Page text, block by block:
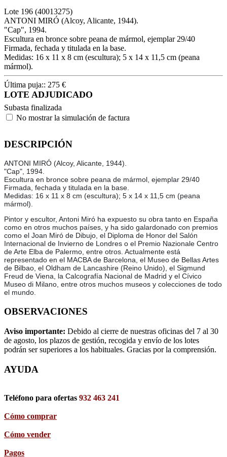
Lote 196 (40013275)
ANTONI MIRÓ (Alcoy, Alicante, 1944).
"Cap", 1994.
Escultura en bronce sobre peana de mármol, ejemplar 29/40
Firmada, fechada y titulada en la base.
Medidas: 16 x 11 x 8 cm (escultura); 5 x 14 x 11,5 cm (peana
mármol).
Última puja:: 275 €
LOTE ADJUDICADO
Subasta finalizada
No mostrar la simulación de factura
DESCRIPCIÓN
ANTONI MIRÓ (Alcoy, Alicante, 1944).
"Cap", 1994.
Escultura en bronce sobre peana de mármol, ejemplar 29/40
Firmada, fechada y titulada en la base.
Medidas: 16 x 11 x 8 cm (escultura); 5 x 14 x 11,5 cm (peana
mármol).
Pintor y escultor, Antoni Miró ha expuesto su obra tanto en España
como en otros muchos países, y ha sido galardonado con premios
como el Joan Miró de Dibujo, el Diploma de Honor del Salón
Internacional de Invierno de Londres o el Premio Nazionale Centro
de Arte Elba de Palermo, entre otros. Actualmente está
representado en el MACBA de Barcelona, el Museo de Bellas Artes
de Bilbao, el Oldham de Lancashire (Reino Unido), el Sigmund
Freud de Viena, la Calcografía Nacional de Madrid y el Cívico
Museo di Milano, entre otros muchos museos y colecciones de todo
el mundo.
OBSERVACIONES
Aviso importante: Debido al cierre de nuestras oficinas del 7 al 30
de agosto, los plazos de gestión, recogida y envío de los lotes
podrán ser superiores a los habituales. Gracias por la comprensión.
AYUDA
Teléfono para ofertas 932 463 241
Cómo comprar
Cómo vender
Pagos